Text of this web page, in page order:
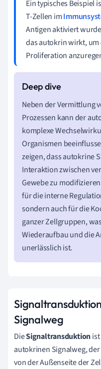
Ein typisches Beispiel
T-Zellen im
Antigen aktiviert
das autokrin wirkt, um
Proliferation
Neben der Vermittlung
Prozessen kann der
komplexe
Organismen
zeigen, dass autokrine
Interaktion zwischen
Gewebe zu
für die interne
sondern auch für die
ganzer Zellgruppen,
Wiederaufbau und die
unerlässlich ist.
Signalweg
DieSignaltransduktion
autokrinen Signalweg,
von der Außenseite der